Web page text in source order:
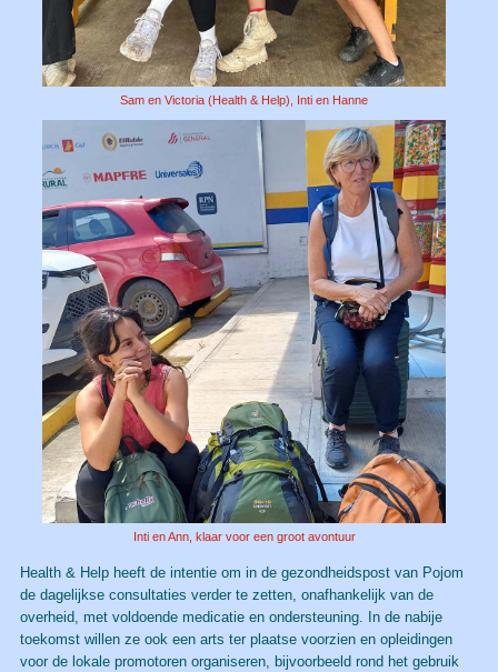
Sam en Victoria (Health & Help), Inti en Hanne
Inti en Ann, klaar voor een groot avontuur
Health & Help heeft de intentie om in de gezondheidspost van Pojom
de dagelijkse consultaties verder te zetten, onafhankelijk van de
overheid, met voldoende medicatie en ondersteuning. In de nabije
toekomst willen ze ook een arts ter plaatse voorzien en opleidingen
voor de lokale promotoren organiseren, bijvoorbeeld rond het gebruik